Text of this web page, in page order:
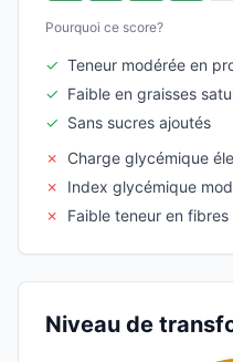
Pourquoi ce score?
✓ Teneur modérée en
✓ Faible en graisses
✓ Sans sucres ajoutés
✗
Charge glycémique
✗
Index glycémique
✗
Faible teneur en
Niveau de